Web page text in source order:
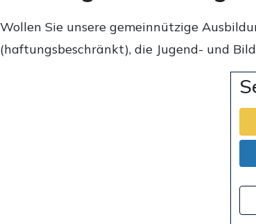
Wollen Sie unsere gemeinnützige
(haftungsbeschränkt), die Jugend- und